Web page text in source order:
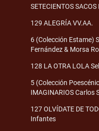
SETECIENTOS
129 ALEGRÍA VV.AA.
6 (Colección Estame)
Fernández & Morsa
128 LA OTRA LOLA
5 (Colección
IMAGINARIOS Carlos
127 OLVÍDATE DE
Infantes